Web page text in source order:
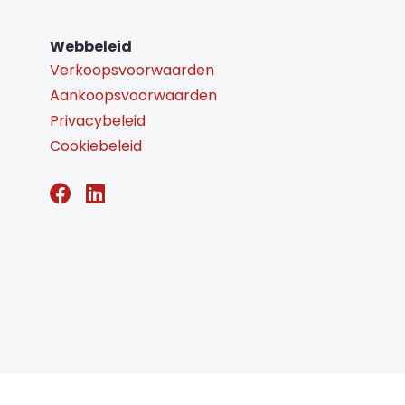
Webbeleid
Verkoopsvoorwaarden
Aankoopsvoorwaarden
Privacybeleid
Cookiebeleid